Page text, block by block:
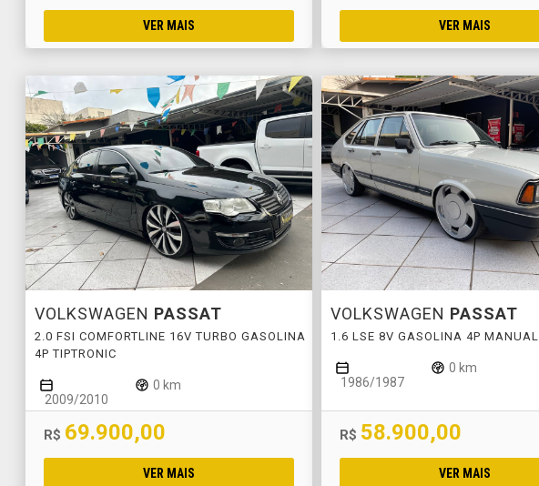
VER MAIS VER MAIS
VOLKSWAGEN PASSAT
2.0 FSI COMFORTLINE 16V TURBO GASOLINA
4P TIPTRONIC
2009/2010
0 km
R$ 69.900,00
VER MAIS
VOLKSWAGEN PASSAT
1.6 LSE 8V GASOLINA 4P MANUAL
1986/1987
0 km
R$ 58.900,00
VER MAIS